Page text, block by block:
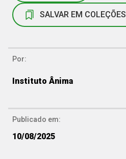
SALVAR EM COLEÇÕES
Por:
Instituto Ânima
Publicado em:
10/08/2025